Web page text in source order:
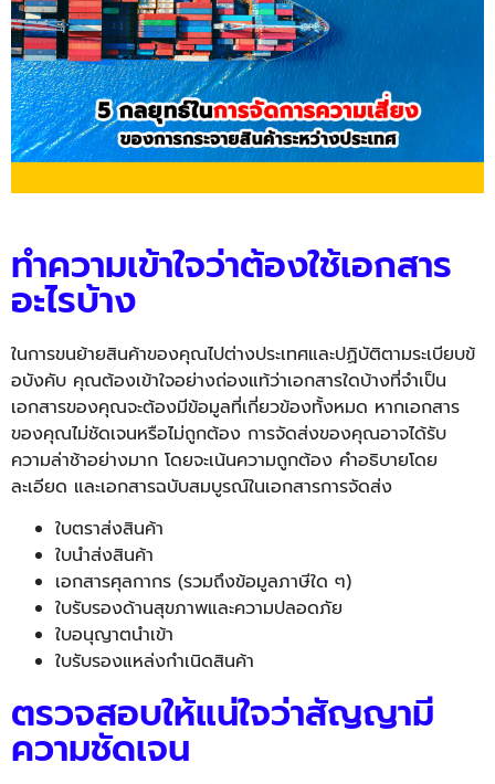
ทำความเข้าใจว่าต้องใช้เอกสาร
อะไรบ้าง
ในการขนย้ายสินค้าของคุณไปต่างประเทศและปฏิบัติตามระเบียบข้
อบังคับ คุณต้องเข้าใจอย่างถ่องแท้ว่าเอกสารใดบ้างที่จำเป็น
เอกสารของคุณจะต้องมีข้อมูลที่เกี่ยวข้องทั้งหมด หากเอกสาร
ของคุณไม่ชัดเจนหรือไม่ถูกต้อง การจัดส่งของคุณอาจได้รับ
ความล่าช้าอย่างมาก โดยจะเน้นความถูกต้อง คำอธิบายโดย
ละเอียด และเอกสารฉบับสมบูรณ์ในเอกสารการจัดส่ง
ใบตราส่งสินค้า
ใบนำส่งสินค้า
เอกสารศุลกากร (รวมถึงข้อมูลภาษีใด ๆ)
ใบรับรองด้านสุขภาพและความปลอดภัย
ใบอนุญาตนำเข้า
ใบรับรองแหล่งกำเนิดสินค้า
ตรวจสอบให้แน่ใจว่าสัญญามี
ความชัดเจน